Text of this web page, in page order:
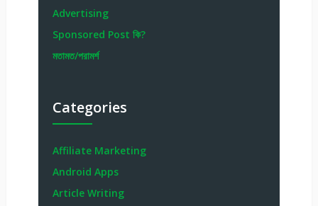
Advertising
Sponsored Post কি?
মতামত/পরামর্শ
Categories
Affiliate Marketing
Android Apps
Article Writing